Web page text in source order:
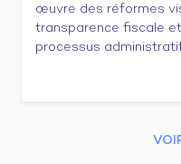
œuvre des réformes
transparence fiscale
processus